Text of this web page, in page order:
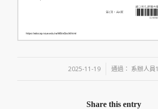
2025-11-19
/ 通過： 系辦人員1
Share this entry